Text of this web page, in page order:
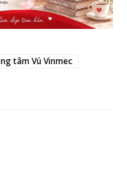
tâm Vú Vinmec